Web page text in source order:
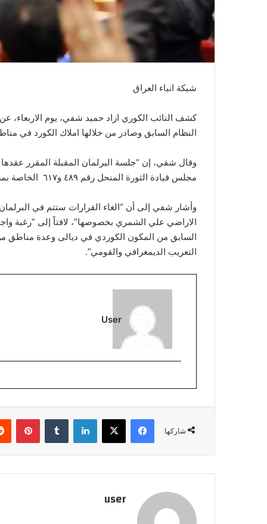
شبكة انباء العراق
كشف النائب الكوري ازاد حميد شفي، يوم الاربعاء،
النظام السابق وصادر من خلالها املاك الكورد في
وقال شفي، إن “جلسة البرلمان المقبلة المقرر
مجلس قيادة الثورة المنحل رقم ٤٨٩ و٦١٧ الخاصة بمصادرة أراضي قرة لوس وخانقين”.
وأشار شفي إلى أن “الغاء القرارات ستتم في
الاراضي علي الشمري بخصوصها”، لافتاً إلى “رغبة
السابق من المكون الكوردي في ديالى وعدة مناطق
التعريب الديمغرافي والقومي”.
User
شاركها
فيسبوك ‫X لينكدإن
user